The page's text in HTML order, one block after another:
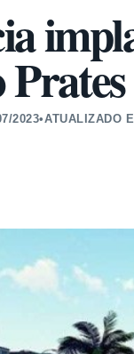
2023•ATUALIZADO